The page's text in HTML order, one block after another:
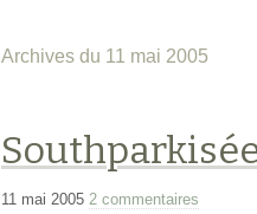
Archives du 11 mai 2005
11 mai 2005 2 commentaires